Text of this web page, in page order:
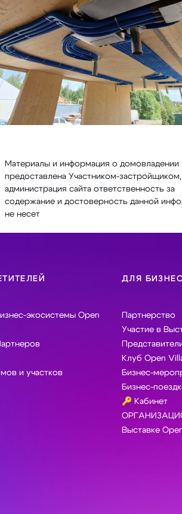
Материалы и информация о домовладении
предоставлена Участником-застройщиком,
администрация сайта ответственность за
содержание и достоверность данной
не несет
экосистемы Open
и участков
ДЛЯ
Партнерство
Участие в
Клуб Open
Бизнес-
Бизнес-
🔑 Кабинет
Выставке